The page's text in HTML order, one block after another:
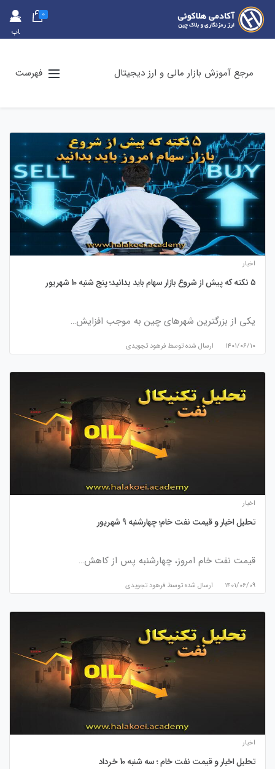
حس
اب
0
مرجع آموزش بازار مالی و ارز دیجیتال فهرست
اخبار
۵ نکته که پیش از شروع بازار سهام باید بدانید؛ پنج شنبه 10 شهریور
یکی از بزرگترین شهرهای چین به موجب افزایش…
۱۴۰۱/۰۶/۱۰ ارسال شده توسط فرهود تجویدی
اخبار
تحلیل اخبار و قیمت نفت خام؛ چهارشنبه 9 شهریور
قیمت نفت خام امروز، چهارشنبه پس از کاهش…
۱۴۰۱/۰۶/۰۹ ارسال شده توسط فرهود تجویدی
اخبار
تحلیل اخبار و قیمت نفت خام ؛ سه شنبه 10 خرداد